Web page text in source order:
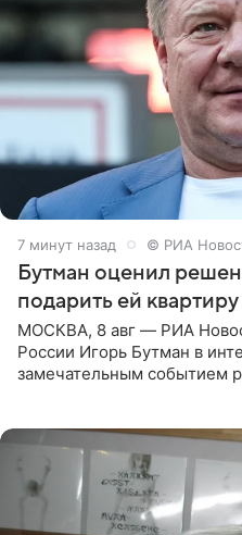
7 минут назад © РИА
Бутман оценил
подарить ей квартиру
МОСКВА, 8 авг — РИА
России Игорь Бутман в
замечательным событием